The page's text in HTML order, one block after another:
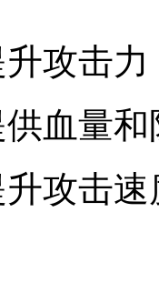
攻击力
血量和
攻击